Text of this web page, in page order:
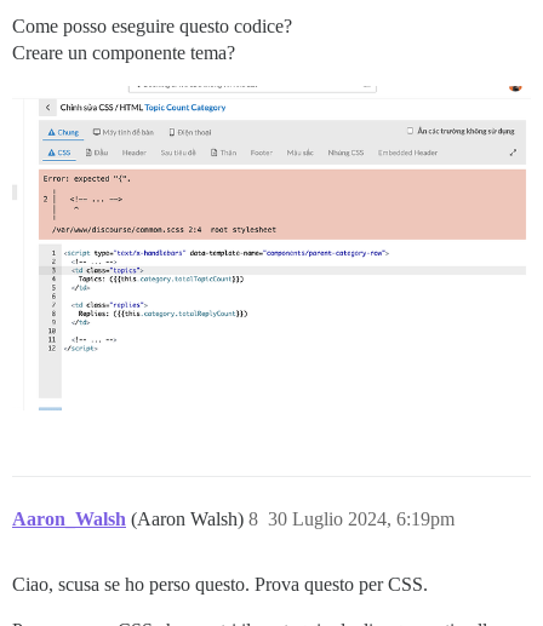
Come posso eseguire questo codice?
Creare un componente tema?
Aaron_Walsh (Aaron Walsh) 30 Luglio 2024, 6:19pm
8
Ciao, scusa se ho perso questo. Prova questo per CSS.